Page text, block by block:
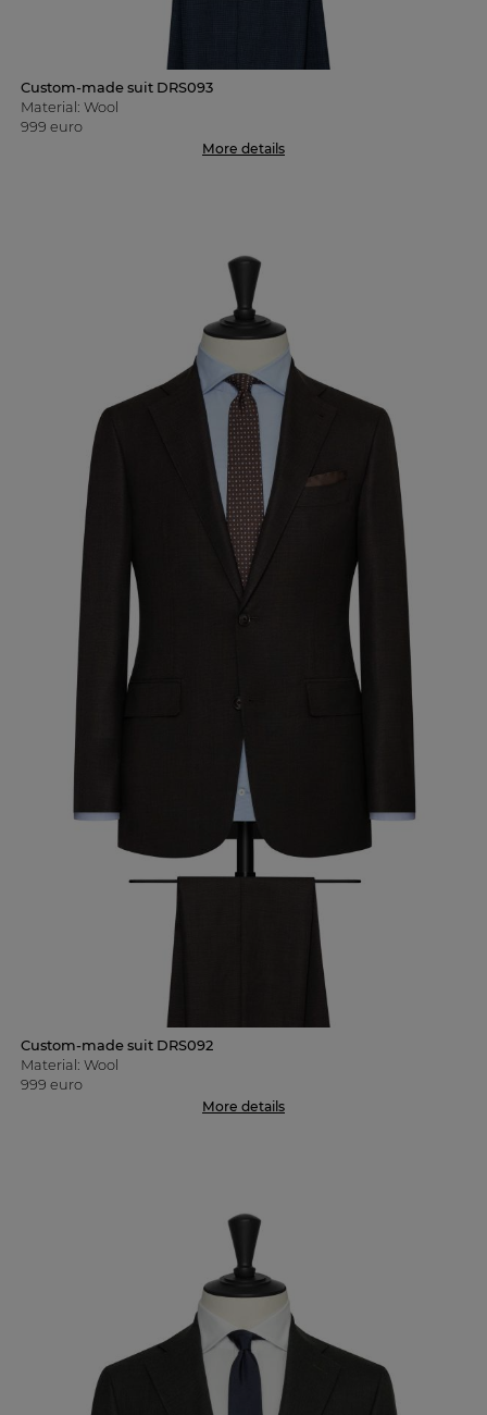
Custom-made suit DRS093
Material: Wool
999 euro
More details
Custom-made suit DRS092
Material: Wool
999 euro
More details